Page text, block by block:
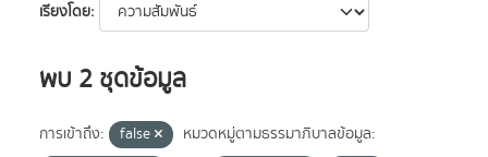
เรียงโดย
พบ 2 ชุดข้อมูล
การเข้าถึง: false
หมวดหมู่ตามธรรมาภิบาลข้อมูล: